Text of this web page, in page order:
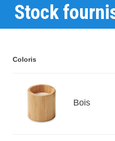
Stock
Coloris
Bois